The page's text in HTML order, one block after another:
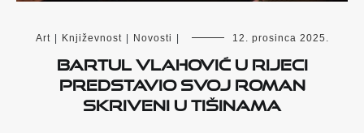
Art Književnost Novosti 12. prosinca 2025.
Bartul Vlahović u Rijeci
predstavio svoj roman
Skriveni u tišinama